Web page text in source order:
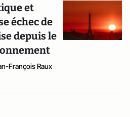
et
échec de
depuis le
François Raux